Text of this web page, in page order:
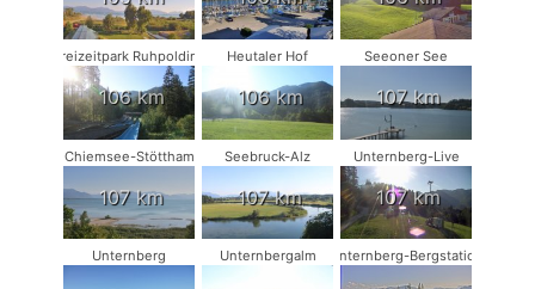
Freizeitpark Ruhpolding
106 km
Heutaler Hof
106 km
Seeoner See
107 km
Chiemsee-Stöttham
107 km
Seebruck-Alz
107 km
Unternberg-Live
107 km
Unternberg Unternbergalm Unternberg-Bergstation